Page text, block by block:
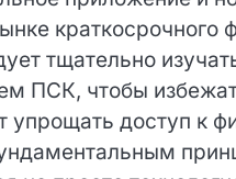
что
сервиса.
приложение и
тщательно